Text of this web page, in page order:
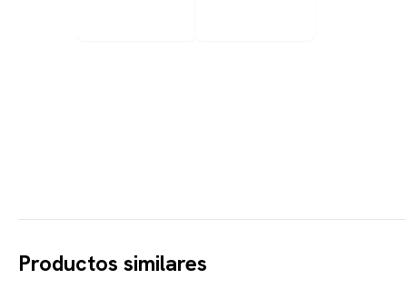
Productos similares